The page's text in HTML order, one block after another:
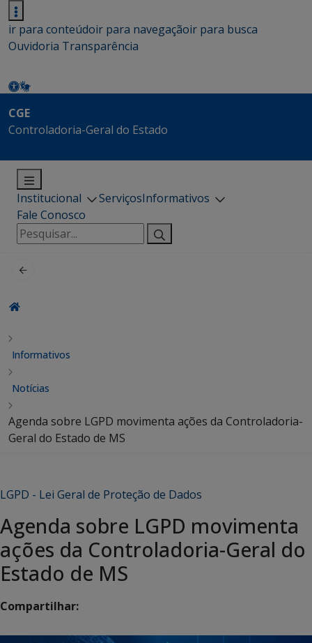
ir para conteúdoir para navegaçãoir para busca
Ouvidoria Transparência
CGE
Controladoria-Geral do Estado
Institucional ServiçosInformativos
Fale Conosco
Pesquisar
por:
Informativos
Notícias
Agenda sobre LGPD movimenta ações da Controladoria-
Geral do Estado de MS
LGPD - Lei Geral de Proteção de Dados
Agenda sobre LGPD movimenta
ações da Controladoria-Geral do
Estado de MS
Compartilhar: